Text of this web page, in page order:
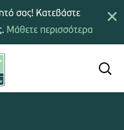
×
σας! Κατεβάστε
Μάθετε περισσότερα